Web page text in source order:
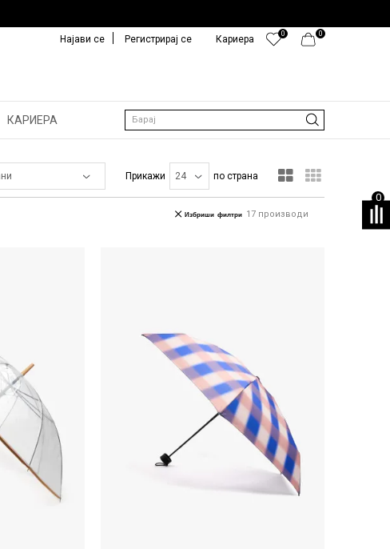
0
0
Кариера
Најави се Регистрирај се
КАРИЕРА Барај
0
Прикажи по страна
17 производи
Избриши филтри
Uporedi